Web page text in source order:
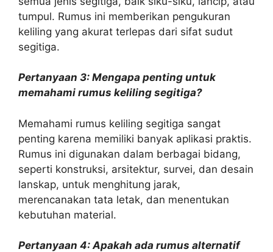
tumpul. Rumus ini memberikan pengukuran
keliling yang akurat terlepas dari sifat sudut
segitiga.
Pertanyaan 3: Mengapa penting untuk
memahami rumus keliling segitiga?
Memahami rumus keliling segitiga sangat
penting karena memiliki banyak aplikasi praktis.
Rumus ini digunakan dalam berbagai bidang,
seperti konstruksi, arsitektur, survei, dan desain
lanskap, untuk menghitung jarak,
merencanakan tata letak, dan menentukan
kebutuhan material.
Pertanyaan 4: Apakah ada rumus alternatif